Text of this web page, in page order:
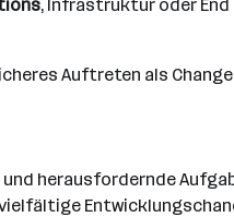
, Infrastruktur oder End
Auftreten als
herausfordernde